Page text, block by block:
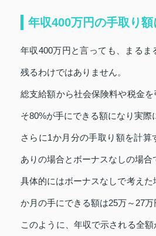
年収400万円の手取り
年収400万円と言っても、まるま
残るわけではありません。
総支給額から社会保険料や税金
そ80%が手にできる額になり実際
さらに1か月分の手取り額を計算
ありの場合とボーナスなしの場合
具体的にはボーナスなしで考えた
か月の手にできる額は25万～27万
このように、年収で示される全